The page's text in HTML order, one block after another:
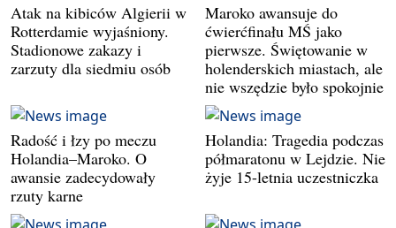
Atak na kibiców Algierii w
Rotterdamie wyjaśniony.
Stadionowe zakazy i
zarzuty dla siedmiu osób
Maroko awansuje do
ćwierćfinału MŚ jako
pierwsze. Świętowanie w
holenderskich miastach, ale
nie wszędzie było spokojnie
Radość i łzy po meczu
Holandia–Maroko. O
awansie zadecydowały
rzuty karne
Holandia: Tragedia podczas
półmaratonu w Lejdzie. Nie
żyje 15-letnia uczestniczka